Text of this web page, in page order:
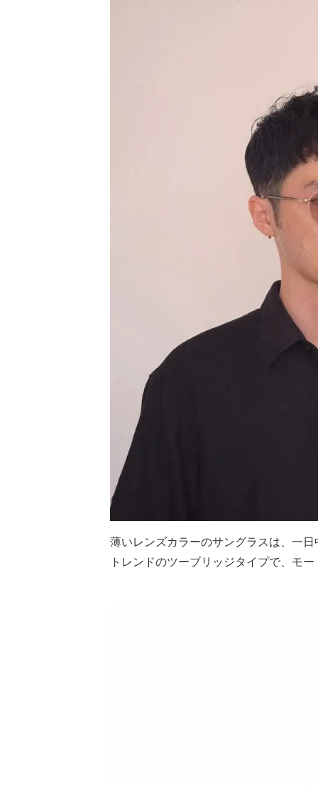
薄いレンズカラーのサングラスは、一
トレンドのツーブリッジタイプで、モ